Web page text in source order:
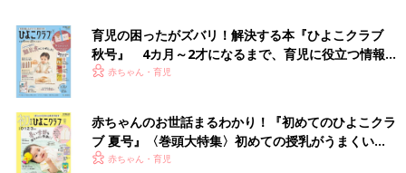
育児の困ったがズバリ！解決する本『ひよこクラブ
秋号』 4カ月～2才になるまで、育児に役立つ情報が
いっぱい！
赤ちゃん・育児
赤ちゃんのお世話まるわかり！『初めてのひよこクラ
ブ 夏号』〈巻頭大特集〉初めての授乳がうまくい
く！ おっぱい・ミルクの基本と夏のトラブル 解決テ
赤ちゃん・育児